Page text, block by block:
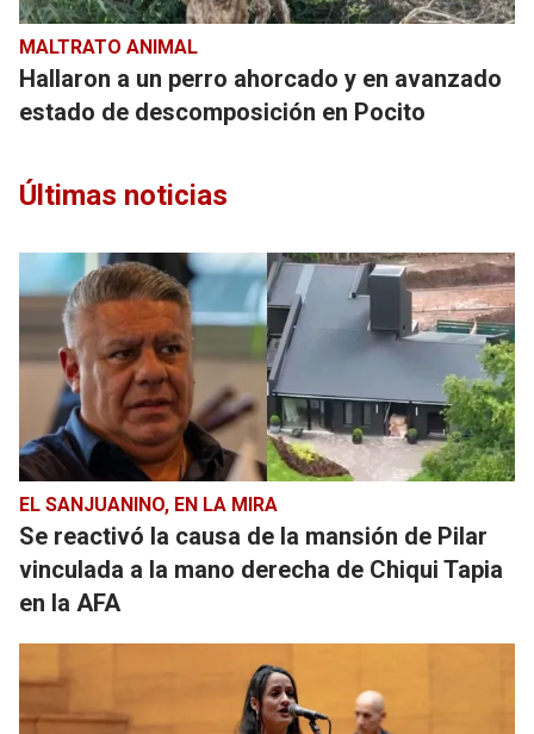
MALTRATO ANIMAL
Hallaron a un perro ahorcado y en avanzado
estado de descomposición en Pocito
Últimas noticias
EL SANJUANINO, EN LA MIRA
Se reactivó la causa de la mansión de Pilar
vinculada a la mano derecha de Chiqui Tapia
en la AFA